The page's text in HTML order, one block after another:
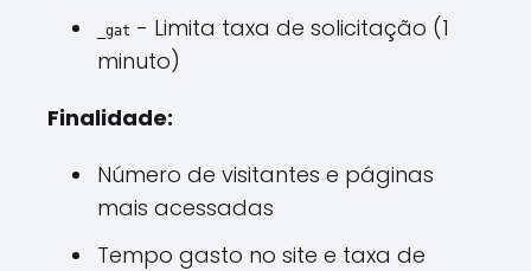
_gat - Limita taxa de solicitação (1
minuto)
Finalidade:
Número de visitantes e páginas
mais acessadas
Tempo gasto no site e taxa de